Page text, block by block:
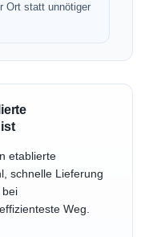
Ort statt unnötiger
etablierte
schnelle Lieferung
bei
Weg.